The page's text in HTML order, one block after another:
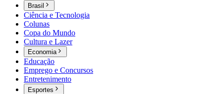
Brasil
Ciência e Tecnologia
Colunas
Copa do Mundo
Cultura e Lazer
Economia
Educação
Emprego e Concursos
Entretenimento
Esportes